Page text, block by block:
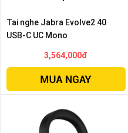
Tai nghe Jabra Evolve2 40
USB-C UC Mono
3,564,000đ